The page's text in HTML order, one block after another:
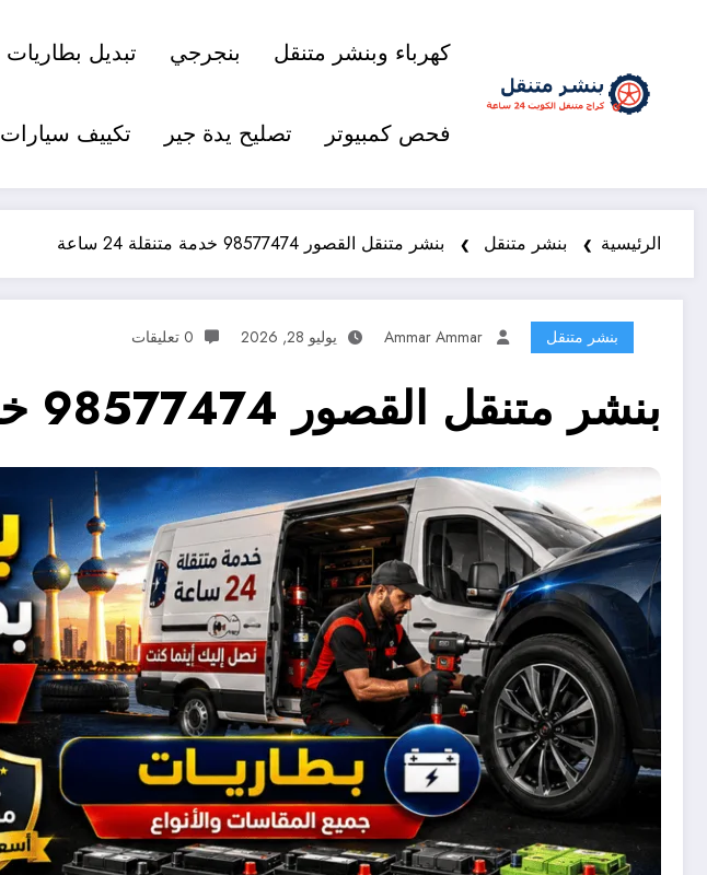
كهرباء وبنشر متنقل بنجرجي تبديل بطاريات
فحص كمبيوتر تصليح يدة جير تكييف سيارات
الرئيسية بنشر متنقل بنشر متنقل القصور 98577474 خدمة متنقلة 24 ساعة
بنشر متنقل Ammar Ammar يوليو 28, 2026 0 تعليقات
بنشر متنقل القصور 98577474 خدمة متنقلة 24 ساعة